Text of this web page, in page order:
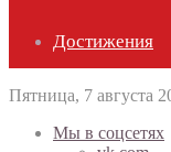
Достижения
Пятница, 7 августа
Мы в соцсетях